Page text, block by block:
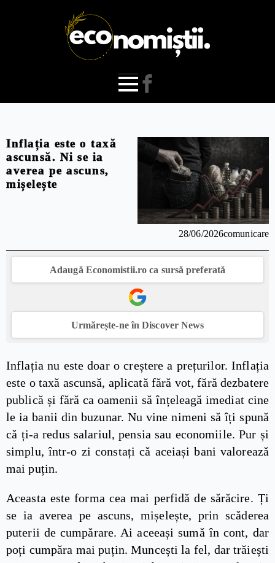
Inflația este o taxă
ascunsă. Ni se ia
averea pe ascuns,
mișelește
28/06/2026comunicare
Adaugă Economistii.ro ca sursă preferată
Urmărește-ne în Discover News
Inflația nu este doar o creștere a prețurilor. Inflația
este o taxă ascunsă, aplicată fără vot, fără dezbatere
publică și fără ca oamenii să înțeleagă imediat cine
le ia banii din buzunar. Nu vine nimeni să îți spună
că ți-a redus salariul, pensia sau economiile. Pur și
simplu, într-o zi constați că aceiași bani valorează
mai puțin.
Aceasta este forma cea mai perfidă de sărăcire. Ți
se ia averea pe ascuns, mișelește, prin scăderea
puterii de cumpărare. Ai aceeași sumă în cont, dar
poți cumpăra mai puțin. Muncești la fel, dar trăiești